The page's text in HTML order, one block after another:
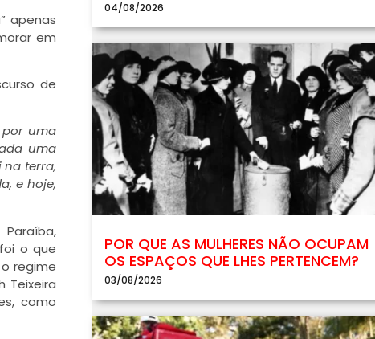
apenas
em
de
uma
uma
terra,
e hoje,
o que
regime
Teixeira
como
04/08/2026
POR QUE AS MULHERES NÃO OCUPAM
OS ESPAÇOS QUE LHES PERTENCEM?
03/08/2026